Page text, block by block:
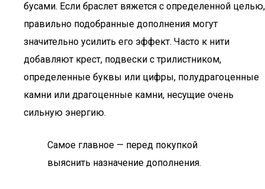
бусами. Если браслет вяжется с определенной целью,
правильно подобранные дополнения могут
значительно усилить его эффект. Часто к нити
добавляют крест, подвески с трилистником,
определенные буквы или цифры, полудрагоценные
камни или драгоценные камни, несущие очень
сильную энергию.
Самое главное — перед покупкой
выяснить назначение дополнения.